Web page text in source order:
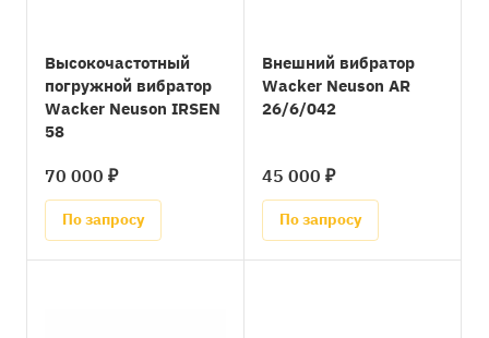
Высокочастотный
погружной вибратор
Wacker Neuson IRSEN
58
70 000 ₽
По запросу
Внешний вибратор
Wacker Neuson AR
26/6/042
45 000 ₽
По запросу